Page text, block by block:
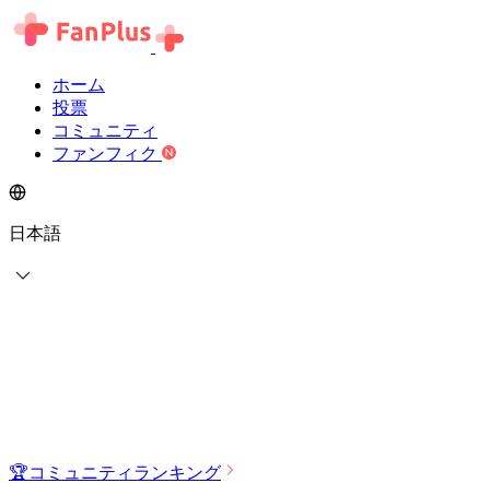
ホーム
投票
コミュニティ
ファンフィク
日本語
🏆コミュニティランキング